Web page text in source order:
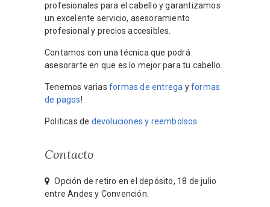
profesionales para el cabello y garantizamos
un excelente servicio, asesoramiento
profesional y precios accesibles.
Contamos con una técnica que podrá
asesorarte en que es lo mejor para tu cabello.
Tenemos varias formas de entrega yformas
de pagos!
Politicas de devoluciones y reembolsos
Contacto
Opción de retiro en el depósito, 18 de julio
entre Andes y Convención.